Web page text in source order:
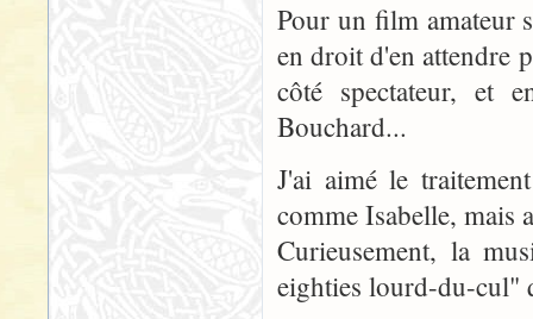
Pour un film amateur
en droit d'en attendre
côté spectateur, et
Bouchard...
J'ai aimé le
comme Isabelle, mais
Curieusement, la
eighties lourd-du-cul"